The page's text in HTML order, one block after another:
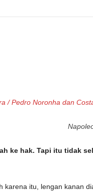
/ Pedro Noronha dan
ke hak. Tapi itu tidak
karena itu, lengan kanan